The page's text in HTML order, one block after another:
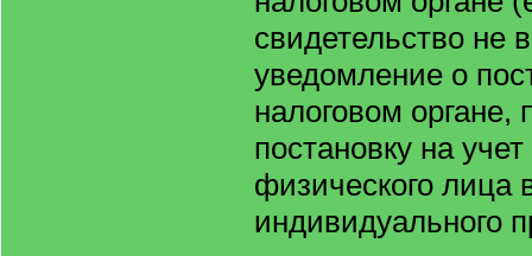
свидетельство не
уведомление о
налоговом
постановку на
физического лица
индивидуального